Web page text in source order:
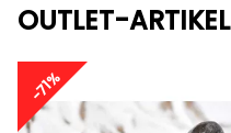
OUTLET-ARTIKEL
-71%